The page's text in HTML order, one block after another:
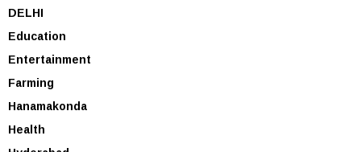
DELHI
Education
Entertainment
Farming
Hanamakonda
Health